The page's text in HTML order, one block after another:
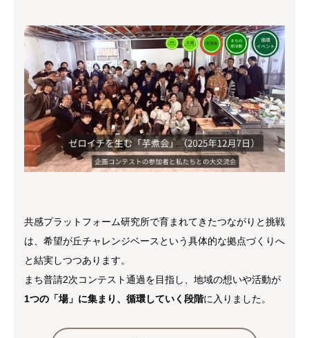
共感プラットフォーム研究所で育まれてきたつながりと挑戦
は、希望が丘チャレンジベースという具体的な拠点づくりへ
と結実しつつあります。
まち普請2次コンテスト通過を目指し、地域の想いや活動が
1つの「場」に集まり、循環していく段階に入りました。